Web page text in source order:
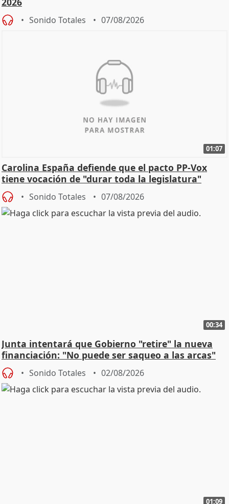
Sonido Totales 07/08/2026
01:07
Carolina España defiende que el pacto PP-Vox
tiene vocación de "durar toda la legislatura"
Sonido Totales 07/08/2026
00:34
Junta intentará que Gobierno "retire" la nueva
financiación: "No puede ser saqueo a las arcas"
Sonido Totales 02/08/2026
01:09